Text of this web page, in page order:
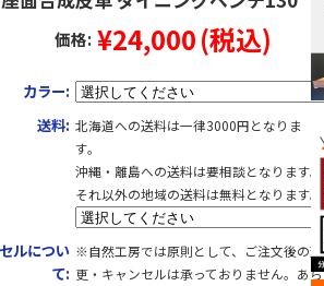
価格: ¥24,000(税込)
カラー:
送料: 北海道への送料は一律3000円となりま
す。
沖縄・離島への送料は要相談となります。
それ以外の地域の送料は無料となります。
ルについ
て:
※自然工房では原則として、ご注文後の変
更・キャンセルは承っておりません。あら